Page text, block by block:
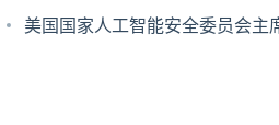
美国国家人工智能安全委员会主